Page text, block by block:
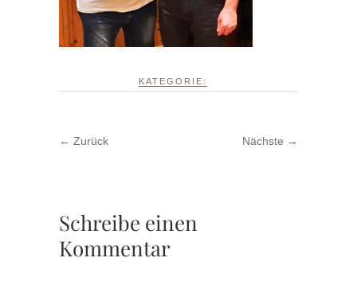
KATEGORIE:
← Zurück Nächste →
Schreibe einen
Kommentar